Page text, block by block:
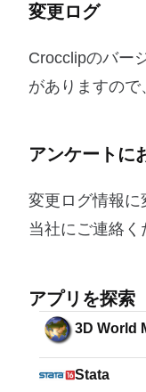
変更ログ
Crocclipのバー
がありますので
アンケートに
変更ログ情報に
当社にご連絡く
アプリを探索
3D World
Stata